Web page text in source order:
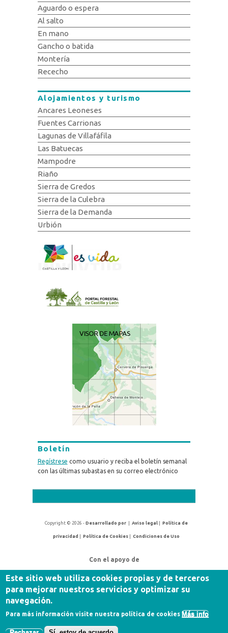
Aguardo o espera
Al salto
En mano
Gancho o batida
Montería
Rececho
Alojamientos y turismo
Ancares Leoneses
Fuentes Carrionas
Lagunas de Villafáfila
Las Batuecas
Mampodre
Riaño
Sierra de Gredos
Sierra de la Culebra
Sierra de la Demanda
Urbión
Boletín
Regístrese como usuario y reciba el boletín semanal
con las últimas subastas en su correo electrónico
Copyright © 2026 -Desarrollado por |Aviso legal |Política de
privacidad |Política de Cookies |Condiciones de Uso
Con el apoyo de
Este sitio web utiliza cookies propias y de terceros
para mejorar nuestros servicios y optimizar su
navegación.
Para más información visite nuestra política de cookies Más info